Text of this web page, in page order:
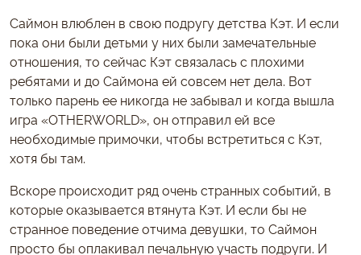
Саймон влюблен в свою подругу детства Кэт. И если
пока они были детьми у них были замечательные
отношения, то сейчас Кэт связалась с плохими
ребятами и до Саймона ей совсем нет дела. Вот
только парень ее никогда не забывал и когда вышла
игра «OTHERWORLD», он отправил ей все
необходимые примочки, чтобы встретиться с Кэт,
хотя бы там.
Вскоре происходит ряд очень странных событий, в
которые оказывается втянута Кэт. И если бы не
странное поведение отчима девушки, то Саймон
просто бы оплакивал печальную участь подруги. И